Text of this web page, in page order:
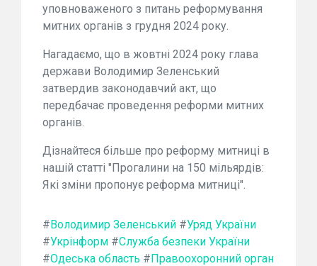
уповноваженого з питань реформування
митних органів з грудня 2024 року.
Нагадаємо, що в жовтні 2024 року глава
держави Володимир Зеленський
затвердив законодавчий акт, що
передбачає проведення реформи митних
органів.
Дізнайтеся більше про реформу митниці в
нашій статті "Прогалини на 150 мільярдів:
Які зміни пропонує реформа митниці".
# Володимир Зеленський #Уряд України
#Укрінформ #Служба безпеки України
#Одеська область # Правоохоронний орган